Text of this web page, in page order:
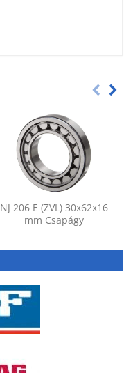
NJ 206 E (ZVL) 30x62x16
mm Csapágy